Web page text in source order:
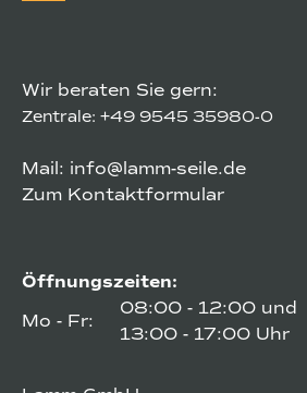
Wir beraten Sie gern:
Zentrale: +49 9545 35980-0
Mail: info@lamm-seile.de
Zum Kontaktformular
Öffnungszeiten:
Mo - Fr:
08:00 - 12:00 und
13:00 - 17:00 Uhr